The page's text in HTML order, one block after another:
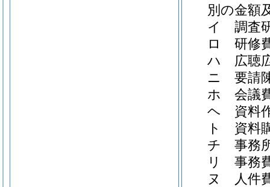
別の金額
イ
調査
ロ
研修
ハ
広聴
ニ
要請
ホ
会議
ヘ
資料
ト
資料
チ
事務
リ
事務
ヌ
人件